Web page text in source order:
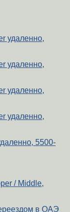
удаленно,
удаленно,
удаленно,
удаленно,
5500-
/ Middle,
в ОАЭ